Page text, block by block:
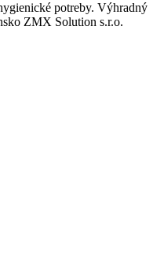
potreby. Výhradný
ZMX Solution s.r.o.